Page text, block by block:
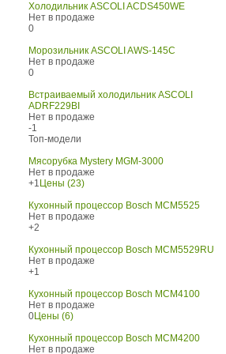
Холодильник ASCOLI ACDS450WE
Нет в продаже
0
Морозильник ASCOLI AWS-145C
Нет в продаже
0
Встраиваемый холодильник ASCOLI
ADRF229BI
Нет в продаже
-1
Топ-модели
Мясорубка Mystery MGM-3000
Нет в продаже
+1 Цены (23)
Кухонный процессор Bosch MCM5525
Нет в продаже
+2
Кухонный процессор Bosch MCM5529RU
Нет в продаже
+1
Кухонный процессор Bosch MCM4100
Нет в продаже
0Цены (6)
Кухонный процессор Bosch MCM4200
Нет в продаже